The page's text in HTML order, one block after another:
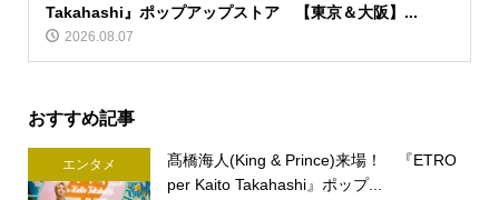
Takahashi』ポップアップストア 【東京＆大阪】...
2026.08.07
おすすめ記事
エンタメ
髙橋海人(King & Prince)来場！ 『ETRO
per Kaito Takahashi』ポップ...